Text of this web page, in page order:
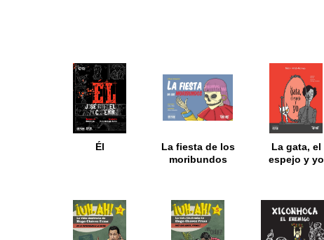
Él
La fiesta de los
moribundos
La gata, el
espejo y yo